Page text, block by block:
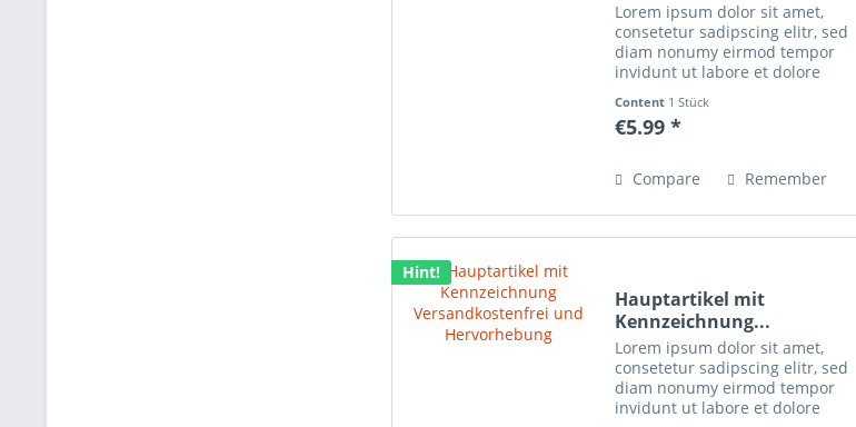
Lorem ipsum dolor sit amet,
consetetur sadipscing elitr, sed
diam nonumy eirmod tempor
invidunt ut labore et dolore
voluptua. At vero eos et accusam
et justo duo dolores et ea rebum.
Content 1 Stück
€5.99 *
Compare Remember
Hint!
Hauptartikel mit
Kennzeichnung...
Lorem ipsum dolor sit amet,
consetetur sadipscing elitr, sed
diam nonumy eirmod tempor
invidunt ut labore et dolore